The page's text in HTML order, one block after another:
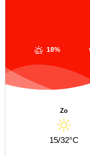
18%
Zo
15/32°C